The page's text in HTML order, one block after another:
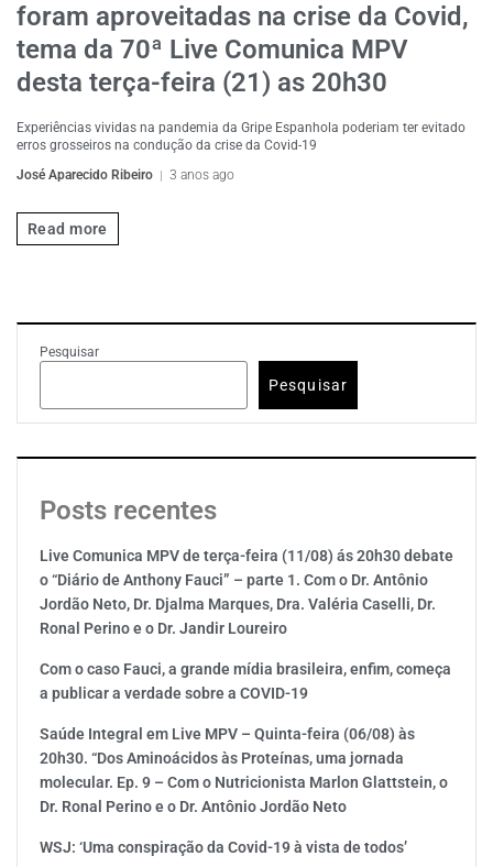
foram aproveitadas na crise da Covid,
tema da 70ª Live Comunica MPV
desta terça-feira (21) as 20h30
Experiências vividas na pandemia da Gripe Espanhola poderiam ter evitado
erros grosseiros na condução da crise da Covid-19
José Aparecido Ribeiro
3 anos ago
Read more
Pesquisar
Pesquisar
Posts recentes
Live Comunica MPV de terça-feira (11/08) ás 20h30 debate
o “Diário de Anthony Fauci” – parte 1. Com o Dr. Antônio
Jordão Neto, Dr. Djalma Marques, Dra. Valéria Caselli, Dr.
Ronal Perino e o Dr. Jandir Loureiro
Com o caso Fauci, a grande mídia brasileira, enfim, começa
a publicar a verdade sobre a COVID-19
Saúde Integral em Live MPV – Quinta-feira (06/08) às
20h30. “Dos Aminoácidos às Proteínas, uma jornada
molecular. Ep. 9 – Com o Nutricionista Marlon Glattstein, o
Dr. Ronal Perino e o Dr. Antônio Jordão Neto
WSJ: ‘Uma conspiração da Covid-19 à vista de todos’